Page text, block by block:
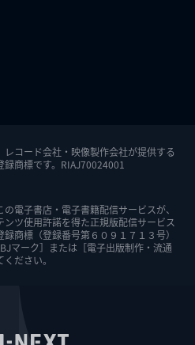
レコード会社・映像製作会社が提供する
録商標です。RIAJ70024001
電子書店・電子書籍配信サービスが、
ンツ使用許諾を得た正規版配信サービス
商標（登録番号第６０９１７１３号）
マーク］または［電子出版制作・流通
ださい。